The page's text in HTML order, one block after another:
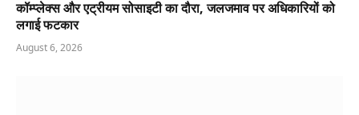
कॉम्प्लेक्स और एट्रीयम सोसाइटी का दौरा, जलजमाव पर अधिकारियों को
लगाई फटकार
August 6, 2026